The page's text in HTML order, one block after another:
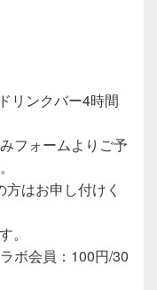
リンクバー4時間
フォームよりご予
はお申し付けく
。
ボ会員：100円/30